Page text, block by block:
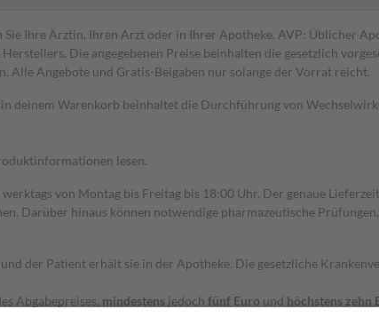
Sie Ihre Ärztin, Ihren Arzt oder in Ihrer Apotheke. AVP: Üblicher
Die angegebenen Preise beinhalten die gesetzlich
Angebote und Gratis-Beigaben nur solange der Vorrat reicht.
deinem Warenkorb beinhaltet die Durchführung von
lesen.
von Montag bis Freitag bis 18:00 Uhr. Der genaue
Darüber hinaus können notwendige pharmazeutische
der Patient erhält sie in der Apotheke. Die gesetzliche
Abgabepreises, mindestens jedoch fünf Euro und höchstens zehn